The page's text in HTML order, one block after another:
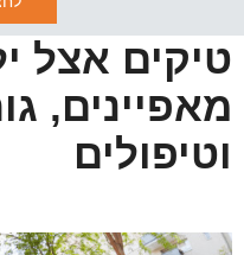
טיקים אצל
מאפיינים,
וטיפולים